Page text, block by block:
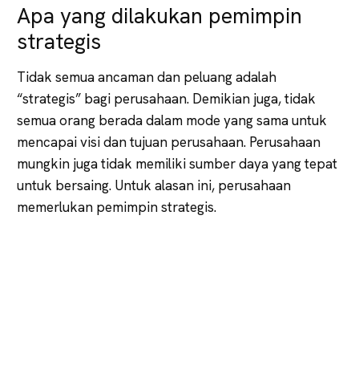
Apa yang dilakukan pemimpin
strategis
Tidak semua ancaman dan peluang adalah
“strategis” bagi perusahaan. Demikian juga, tidak
semua orang berada dalam mode yang sama untuk
mencapai visi dan tujuan perusahaan. Perusahaan
mungkin juga tidak memiliki sumber daya yang tepat
untuk bersaing. Untuk alasan ini, perusahaan
memerlukan pemimpin strategis.